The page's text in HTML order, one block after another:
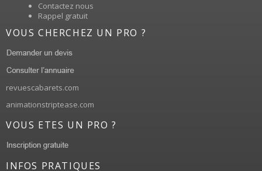
Contactez nous
Rappel gratuit
VOUS CHERCHEZ UN PRO ?
revuescabarets.com
animationstriptease.com
VOUS ETES UN PRO ?
INFOS PRATIQUES